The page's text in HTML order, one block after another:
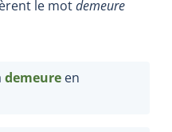
le motdemeure
demeure en